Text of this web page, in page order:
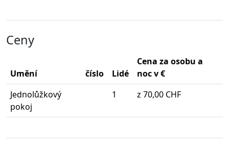
Ceny
Umění číslo Lidé
Cena za osobu a
noc v €
Jednolůžkový
pokoj
1 z 70,00 CHF